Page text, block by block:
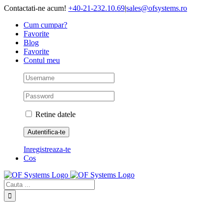
Skip
content
Contactati-ne acum! +40-21-232.10.69|sales@ofsystems.ro
Cum cumpar?
Favorite
Blog
Favorite
Contul meu
Retine datele
Inregistreaza-te
Cos
Cautare...